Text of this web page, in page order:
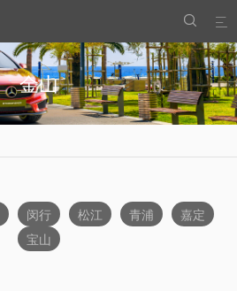


金山
闵行 松江 青浦
嘉定
宝山